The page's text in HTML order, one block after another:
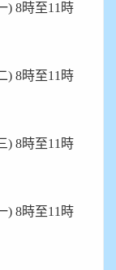
) 8時至11時
) 8時至11時
) 8時至11時
) 8時至11時